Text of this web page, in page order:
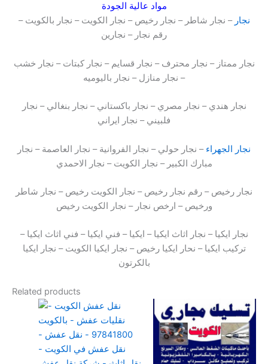
مواد عالية الجودة
نجار – نجار شاطر – نجار رخيص – نجار الكويت – نجار بالكويت –
رقم نجار – نجارين
نجار ممتاز – نجار محترف – نجار قسايم – نجار كبتات – نجار خشب
– نجار منازل – نجار باليوميه
نجار هندي – نجار مصري – نجار باكستاني – نجار بنغالي – نجار
فلبيني – نجار ايراني
نجار الجهراء – نجار حولي – نجار الفروانية – نجار العاصمة – نجار
مبارك الكبير – نجار الكويت – نجار الاحمدي
نجار رخيص – رقم نجار رخيص – نجار الكويت رخيص – نجار شاطر
ورخيص – ارخص نجار – نجار الكويت رخيص
نجار ايكيا – نجار اثاث ايكيا – ايكيا – فني ايكيا – فني اثاث ايكيا –
تركيب ايكيا – نحار ايكيا رخيص – نجار ايكيا الكويت – نجار ايكيا
بالكرتون
Related products